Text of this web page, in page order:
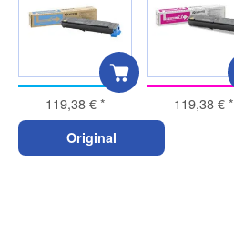
119,38 €* 119,38 €*
Original